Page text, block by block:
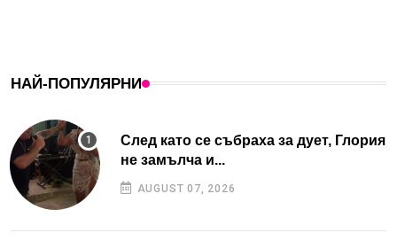
НАЙ-ПОПУЛЯРНИ
След като се събраха за дует, Глория
не замълча и...
AUGUST 07, 2026